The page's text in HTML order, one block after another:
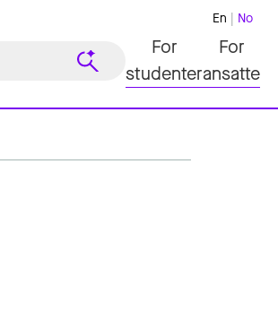
En No
For
studenter
For
ansatte